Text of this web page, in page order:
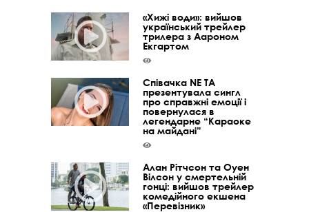
«Хижі води»: вийшов
український трейлер
трилера з Аароном
Екгартом
Співачка NE TA
презентувала сингл
про справжні емоції і
повернулася в
легендарне “Караоке
на майдані”
Алан Рітчсон та Оуен
Вілсон у смертельній
гонці: вийшов трейлер
комедійного екшена
«Перевізник»